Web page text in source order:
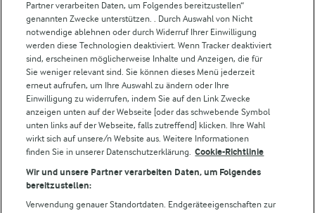
Castello
Lurpak
Arla Pro
Für unsere Landwirt:innen
Folge uns!
Partner verarbeiten Daten, um Folgendes bereitzustellen“
genannten Zwecke unterstützen. . Durch Auswahl von Nicht
notwendige ablehnen oder durch Widerruf Ihrer Einwilligung
werden diese Technologien deaktiviert. Wenn Tracker deaktiviert
sind, erscheinen möglicherweise Inhalte und Anzeigen, die für
Sie weniger relevant sind. Sie können dieses Menü jederzeit
erneut aufrufen, um Ihre Auswahl zu ändern oder Ihre
Einwilligung zu widerrufen, indem Sie auf den Link Zwecke
anzeigen unten auf der Webseite [oder das schwebende Symbol
unten links auf der Webseite, falls zutreffend] klicken. Ihre Wahl
wirkt sich auf unsere/n Website aus. Weitere Informationen
finden Sie in unserer Datenschutzerklärung. Cookie-Richtlinie
Wir und unsere Partner verarbeiten Daten, um Folgendes
bereitzustellen:
Verwendung genauer Standortdaten. Endgeräteeigenschaften zur